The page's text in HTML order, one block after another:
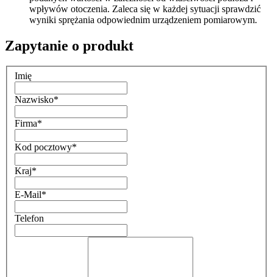
wpływów otoczenia. Zaleca się w każdej sytuacji sprawdzić
wyniki sprężania odpowiednim urządzeniem pomiarowym.
Zapytanie o produkt
Imię
Nazwisko*
Firma*
Kod pocztowy*
Kraj*
E-Mail*
Telefon